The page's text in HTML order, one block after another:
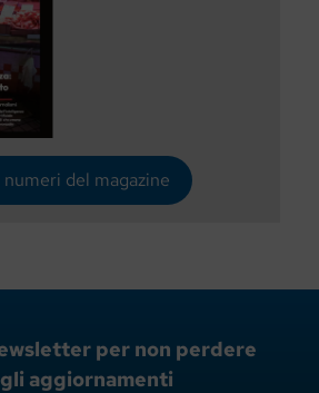
del magazine
per non perdere
aggiornamenti